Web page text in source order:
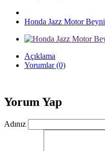
Honda Jazz Motor Beyni
Açıklama
Yorumlar (0)
Yorum Yap
Adınız